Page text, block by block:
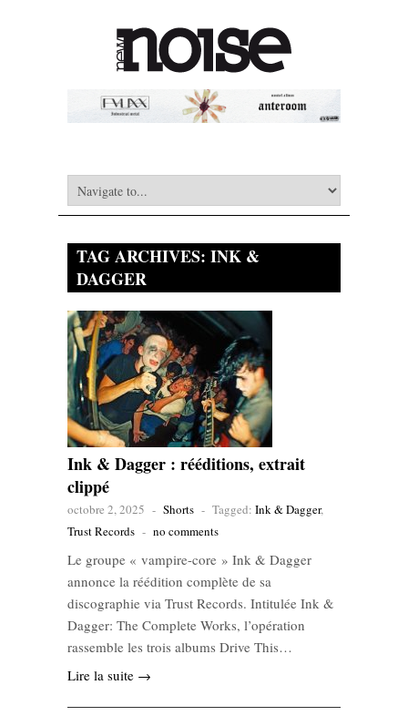
TAG ARCHIVES: INK &
DAGGER
Ink & Dagger : rééditions, extrait
clippé
octobre 2, 2025 - Shorts - Tagged: Ink & Dagger,
Trust Records - no comments
Le groupe « vampire-core » Ink & Dagger
annonce la réédition complète de sa
discographie via Trust Records. Intitulée Ink &
Dagger: The Complete Works, l’opération
rassemble les trois albums Drive This…
Lire la suite →